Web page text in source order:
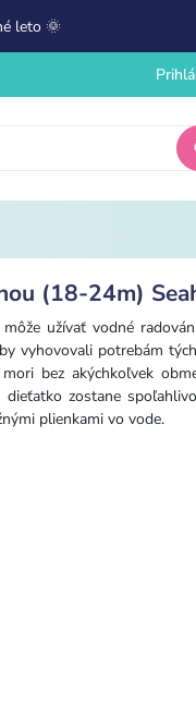
leto 🌞
(18-24m)
užívať vodné
vyhovovali potrebám
bez akýchkoľvek
dieťatko zostane
plienkami vo vode.